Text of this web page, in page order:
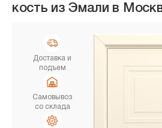
кость из Эмали в
Доставка и
подъем
Самовывоз
со склада